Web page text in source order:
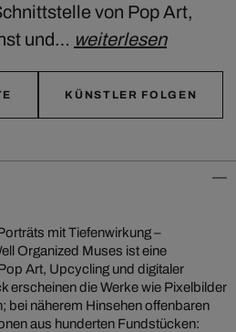
von Pop Art,
und… weiterlesen
KÜNSTLER FOLGEN
mit Tiefenwirkung –
Organized Muses ist eine
Art, Upcycling und digitaler
erscheinen die Werke wie Pixelbilder
bei näherem Hinsehen offenbaren
aus hunderten Fundstücken: